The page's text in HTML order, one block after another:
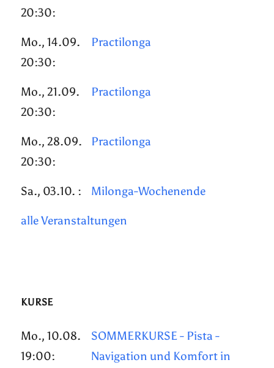
20:30:
Mo., 14.09.
20:30:
Practilonga
Mo., 21.09.
20:30:
Practilonga
Mo., 28.09.
20:30:
Practilonga
Sa., 03.10. : Milonga-Wochenende
alle Veranstaltungen
KURSE
Mo., 10.08.
19:00:
SOMMERKURSE - Pista -
Navigation und Komfort in